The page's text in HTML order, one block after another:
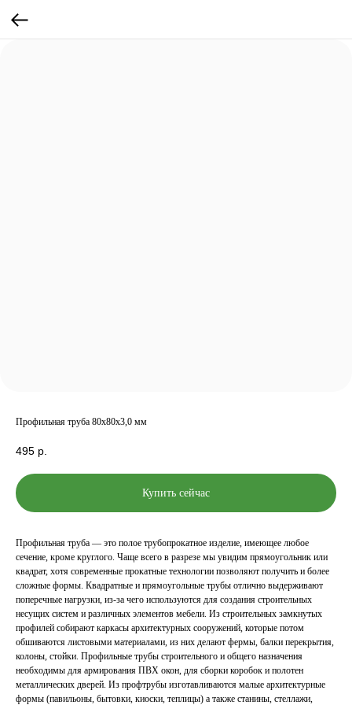
Профильная труба 80х80х3,0 мм
495 р.
Купить сейчас
Профильная труба — это полое трубопрокатное изделие, имеющее любое
сечение, кроме круглого. Чаще всего в разрезе мы увидим прямоугольник или
квадрат, хотя современные прокатные технологии позволяют получить и более
сложные формы. Квадратные и прямоугольные трубы отлично выдерживают
поперечные нагрузки, из-за чего используются для создания строительных
несущих систем и различных элементов мебели. Из строительных замкнутых
профилей собирают каркасы архитектурных сооружений, которые потом
обшиваются листовыми материалами, из них делают фермы, балки перекрытия,
колоны, стойки. Профильные трубы строительного и общего назначения
необходимы для армирования ПВХ окон, для сборки коробок и полотен
металлических дверей. Из профтрубы изготавливаются малые архитектурные
формы (павильоны, бытовки, киоски, теплицы) а также станины, стеллажи,